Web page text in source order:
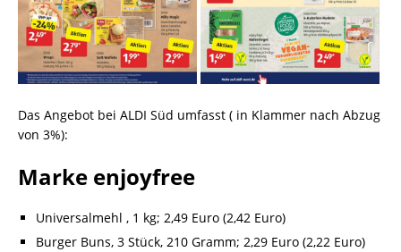
Das Angebot bei ALDI Süd umfasst ( in Klammer nach Abzug
von 3%):
Marke enjoyfree
Universalmehl , 1 kg; 2,49 Euro (2,42 Euro)
Burger Buns, 3 Stück, 210 Gramm; 2,29 Euro (2,22 Euro)